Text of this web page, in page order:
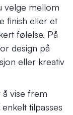
velge mellom
finish eller et
følelse. På
design på
eller kreativ
vise frem
tilpasses